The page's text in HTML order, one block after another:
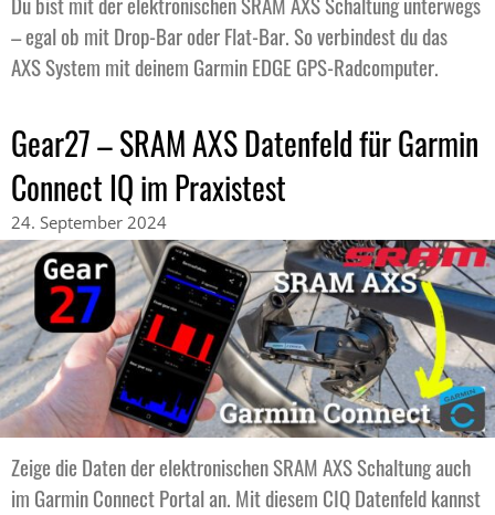
– egal ob mit Drop-Bar oder Flat-Bar. So verbindest du das
AXS System mit deinem Garmin EDGE GPS-Radcomputer.
Gear27 – SRAM AXS Datenfeld für Garmin
Connect IQ im Praxistest
24. September 2024
Zeige die Daten der elektronischen SRAM AXS Schaltung auch
im Garmin Connect Portal an. Mit diesem CIQ Datenfeld kannst